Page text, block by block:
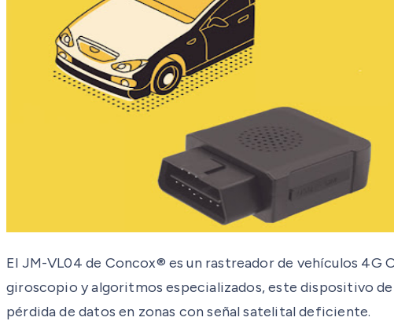
El JM-VL04 de Concox® es un rastreador de vehículos 4G
giroscopio y algoritmos especializados, este dispositivo
pérdida de datos en zonas con señal satelital deficiente.